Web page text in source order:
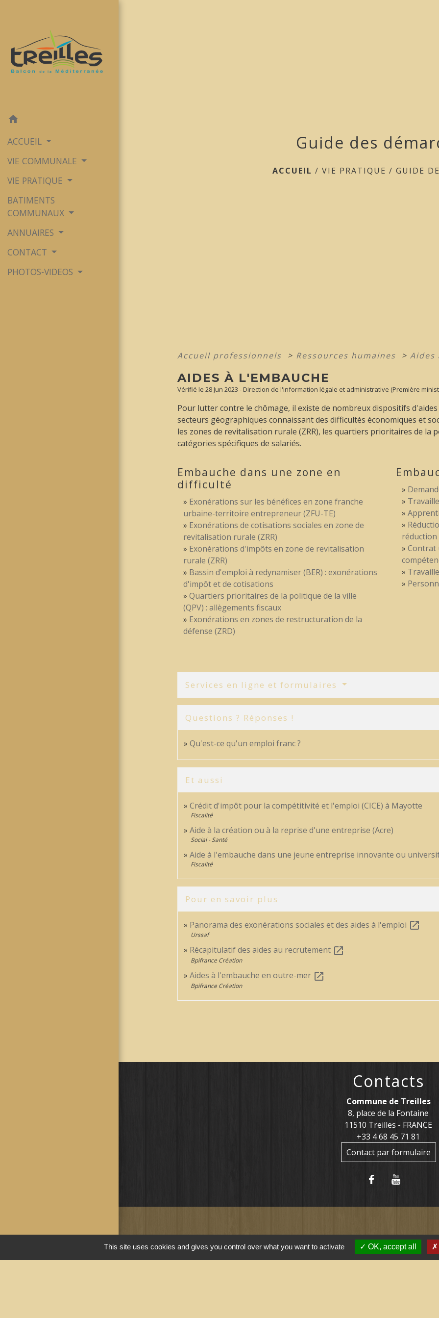
home
ACCUEIL
VIE COMMUNALE
VIE PRATIQUE
BATIMENTS
COMMUNAUX
ANNUAIRES
CONTACT
PHOTOS-VIDEOS
Guide des
ACCUEIL /VIE PRATIQUE /GUIDE
Accueil professionnels > Ressources humaines > Aides
AIDES À L'EMBAUCHE
Vérifié le 28 Jun 2023 - Direction de l'information légale et administrative (Première
Pour lutter contre le chômage, il existe de nombreux dispositifs
secteurs géographiques connaissant des difficultés économiques et
les zones de revitalisation rurale (ZRR), les quartiers prioritaires de la
catégories spécifiques de salariés.
Embauche dans une zone en
difficulté
Exonérations sur les bénéfices en zone franche
urbaine-territoire entrepreneur (ZFU-TE)
Exonérations de cotisations sociales en zone de
revitalisation rurale (ZRR)
Exonérations d'impôts en zone de revitalisation
rurale (ZRR)
Bassin d'emploi à redynamiser (BER) : exonérations
d'impôt et de cotisations
Quartiers prioritaires de la politique de la ville
(QPV) : allègements fiscaux
Exonérations en zones de restructuration de la
défense (ZRD)
réduction
Contrat
Services en ligne et formulaires
Questions ? Réponses !
Qu'est-ce qu'un emploi franc ?
Et aussi
Crédit d'impôt pour la compétitivité et l'emploi (CICE) à Mayotte
Fiscalité
Aide à la création ou à la reprise d'une entreprise (Acre)
Social - Santé
Aide à l'embauche dans une jeune entreprise innovante ou
Fiscalité
Pour en savoir plus
Panorama des exonérations sociales et des aides à l'emploi open_in_new
Urssaf
Récapitulatif des aides au recrutement open_in_new
Bpifrance Création
Aides à l'embauche en outre-mer open_in_new
Bpifrance Création
Contacts
Commune de Treilles
8, place de la Fontaine
11510 Treilles - FRANCE
+33 4 68 45 71 81
Contact par formulaire
Liens utiles
This site uses cookies and gives you control over what you want to activate OK, accept all